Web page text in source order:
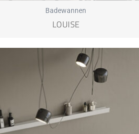
Badewannen
LOUISE